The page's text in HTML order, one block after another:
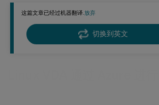
这篇文章已经过机器翻译.放弃
切换到英文